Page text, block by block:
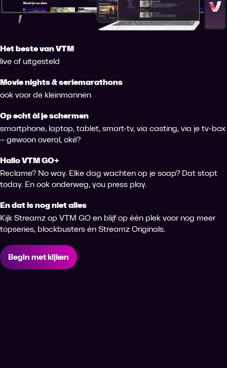
Het beste van VTM
live of uitgesteld
Movie nights & seriemarathons
ook voor de kleinmannen
Op echt àl je schermen
smartphone, laptop, tablet, smart-tv, via casting, via je tv-box
– gewoon overal, oké?
Hallo VTM GO+
Reclame? No way. Elke dag wachten op je soap? Dat stopt
today. En ook onderweg, you press play.
En dat is nog niet alles
Kijk Streamz op VTM GO en blijf op één plek voor nog meer
topseries, blockbusters én Streamz Originals.
Begin met kijken